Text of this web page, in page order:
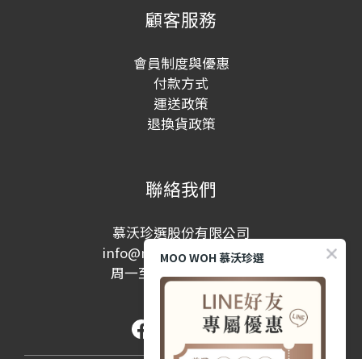
顧客服務
會員制度與優惠
付款方式
運送政策
退換貨政策
聯絡我們
慕沃珍選股份有限公司
info@moowohshop.com
周一至周五 10:00-17:00
(例假日除外)
MOO WOH 慕沃珍選